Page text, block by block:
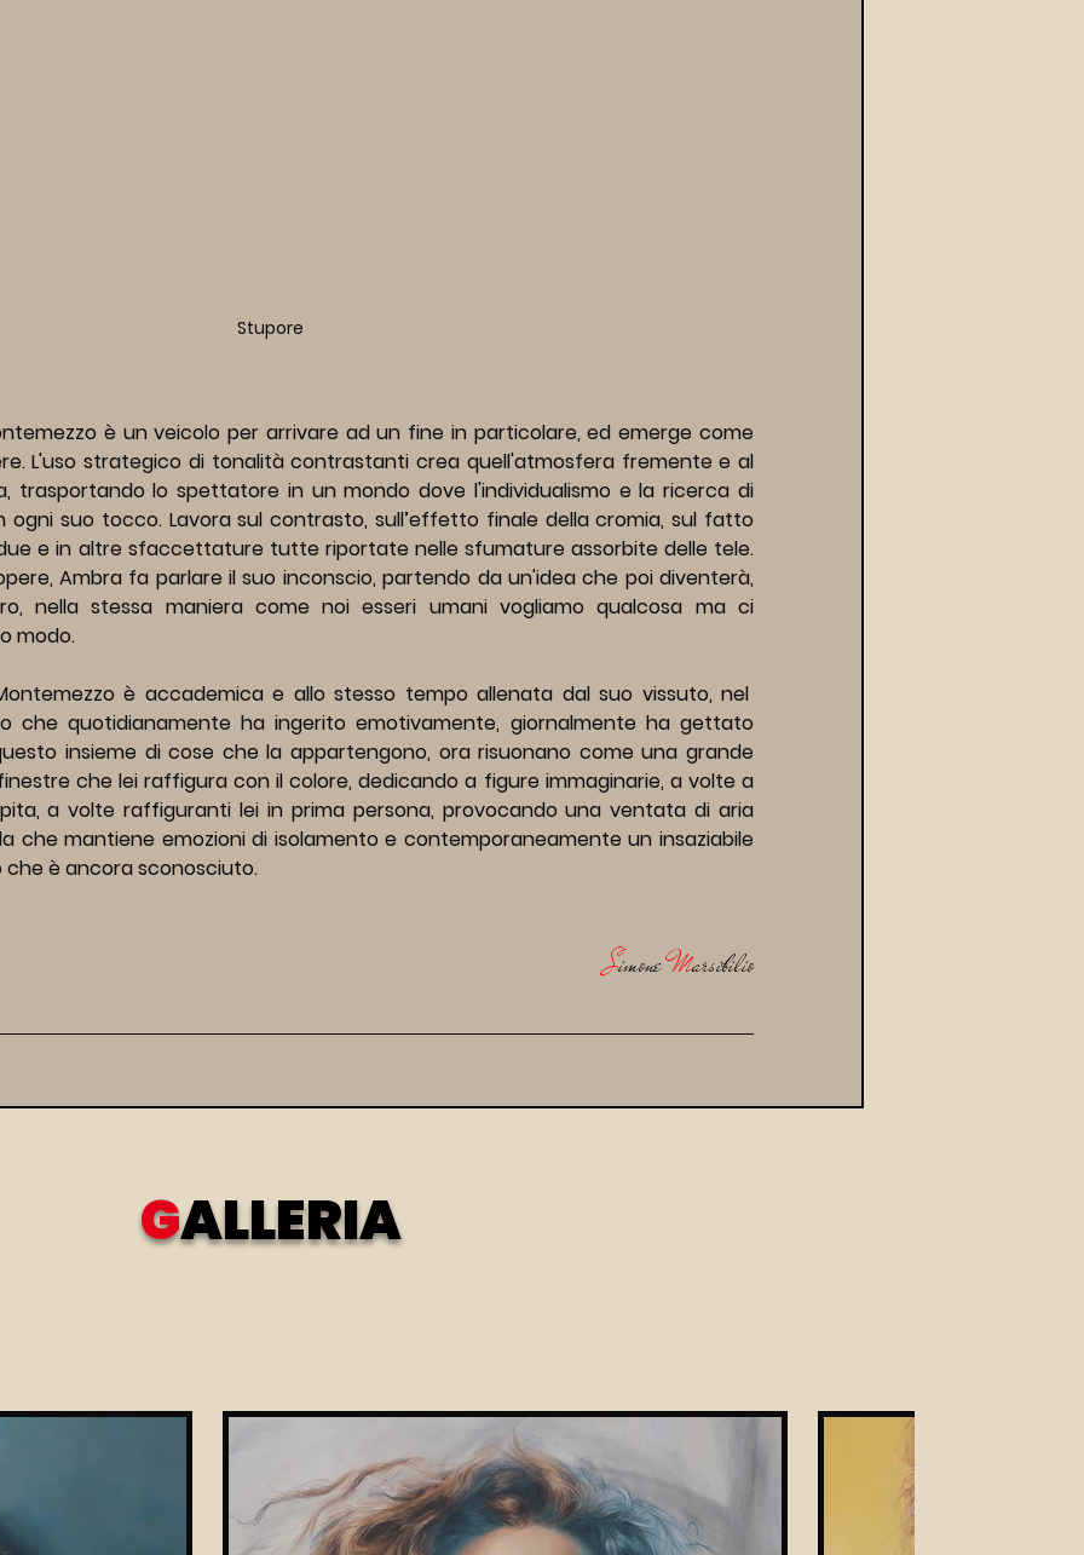
Stupore
è un veicolo per arrivare ad un fine in particolare, ed emerge come
L'uso strategico di tonalità contrastanti crea quell'atmosfera fremente e al
trasportando lo spettatore in un mondo dove l'individualismo e la ricerca di
ogni suo tocco. Lavora sul contrasto, sull’effetto finale della cromia, sul fatto
e in altre sfaccettature tutte riportate nelle sfumature assorbite delle tele.
Ambra fa parlare il suo inconscio, partendo da un'idea che poi diventerà,
nella stessa maniera come noi esseri umani vogliamo qualcosa ma ci
modo.
è accademica e allo stesso tempo allenata dal suo vissuto, nel
che quotidianamente ha ingerito emotivamente, giornalmente ha gettato
insieme di cose che la appartengono, ora risuonano come una grande
che lei raffigura con il colore, dedicando a figure immaginarie, a volte a
a volte raffiguranti lei in prima persona, provocando una ventata di aria
che mantiene emozioni di isolamento e contemporaneamente un insaziabile
che è ancora sconosciuto.
Simone Marsibilio
GALLERIA